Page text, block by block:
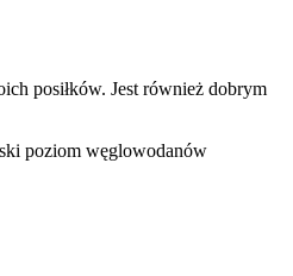
posiłków. Jest również dobrym
poziom węglowodanów